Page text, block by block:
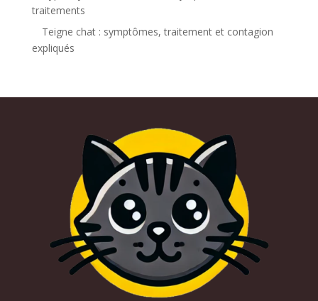
traitements
Teigne chat : symptômes, traitement et contagion
expliqués